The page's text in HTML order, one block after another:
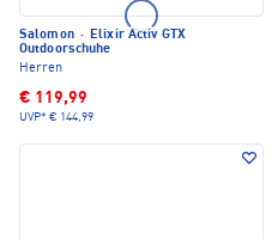
Salomon · Elixir Activ GTX
Outdoorschuhe
Herren
€ 119,99
UVP* € 144,99